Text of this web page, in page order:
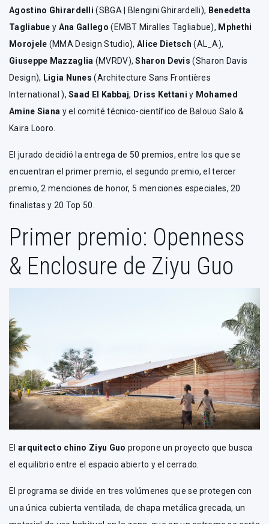
Agostino Ghirardelli (SBGA | Blengini Ghirardelli), Benedetta
Tagliabue y Ana Gallego (EMBT Miralles Tagliabue), Mphethi
Morojele (MMA Design Studio),Alice Dietsch (AL_A),
Giuseppe Mazzaglia (MVRDV),Sharon Devis (Sharon Davis
Design), Ligia Nunes (Architecture Sans Frontières
International ),Saad El Kabbaj, Driss Kettani y Mohamed
Amine Siana y el comité técnico-científico de Balouo Salo &
Kaira Looro.
El jurado decidió la entrega de 50 premios, entre los que se
encuentran el primer premio, el segundo premio, el tercer
premio, 2 menciones de honor, 5 menciones especiales, 20
finalistas y 20 Top 50.
Primer premio: Openness
& Enclosure de Ziyu Guo
El arquitecto chino Ziyu Guo propone un proyecto que busca
el equilibrio entre el espacio abierto y el cerrado.
El programa se divide en tres volúmenes que se protegen con
una única cubierta ventilada, de chapa metálica grecada, un